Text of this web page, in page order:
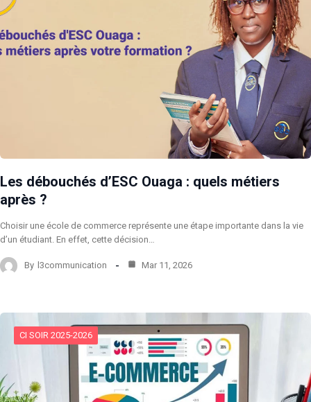
Les débouchés d’ESC Ouaga : quels métiers
après ?
Choisir une école de commerce représente une étape importante dans la vie
d’un étudiant. En effet, cette décision…
By l3communication Mar 11, 2026
CI SOIR 2025-2026